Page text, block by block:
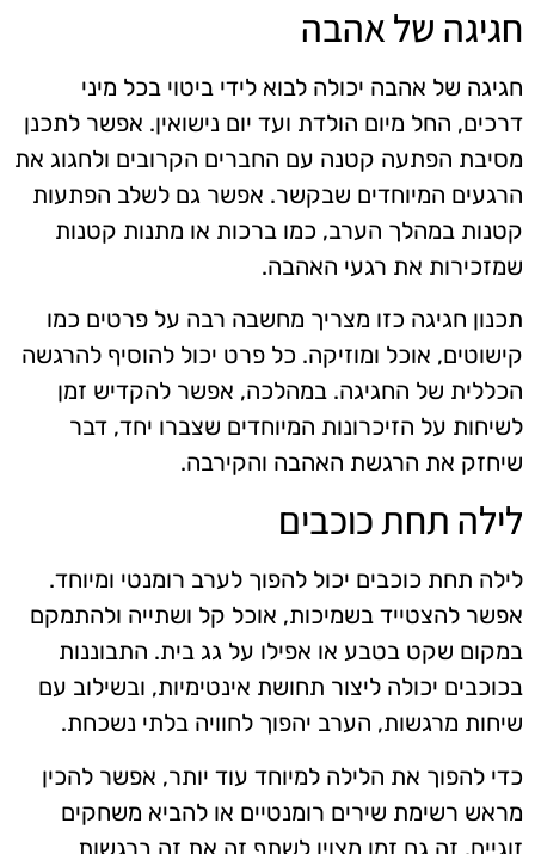
חגיגה של אהבה
חגיגה של אהבה יכולה לבוא לידי ביטוי בכל מיני
דרכים, החל מיום הולדת ועד יום נישואין. אפשר לתכנן
מסיבת הפתעה קטנה עם החברים הקרובים ולחגוג את
הרגעים המיוחדים שבקשר. אפשר גם לשלב הפתעות
קטנות במהלך הערב, כמו ברכות או מתנות קטנות
שמזכירות את רגעי האהבה.
תכנון חגיגה כזו מצריך מחשבה רבה על פרטים כמו
קישוטים, אוכל ומוזיקה. כל פרט יכול להוסיף להרגשה
הכללית של החגיגה. במהלכה, אפשר להקדיש זמן
לשיחות על הזיכרונות המיוחדים שצברו יחד, דבר
שיחזק את הרגשת האהבה והקירבה.
לילה תחת כוכבים
לילה תחת כוכבים יכול להפוך לערב רומנטי ומיוחד.
אפשר להצטייד בשמיכות, אוכל קל ושתייה ולהתמקם
במקום שקט בטבע או אפילו על גג בית. התבוננות
בכוכבים יכולה ליצור תחושת אינטימיות, ובשילוב עם
שיחות מרגשות, הערב יהפוך לחוויה בלתי נשכחת.
כדי להפוך את הלילה למיוחד עוד יותר, אפשר להכין
מראש רשימת שירים רומנטיים או להביא משחקים
זוגיים. זה גם זמן מצוין לשתף זה את זה ברגשות